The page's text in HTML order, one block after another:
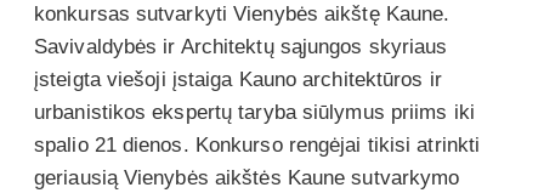
konkursas sutvarkyti Vienybės aikštę Kaune.
Savivaldybės ir Architektų sąjungos skyriaus
įsteigta viešoji įstaiga Kauno architektūros ir
urbanistikos ekspertų taryba siūlymus priims iki
spalio 21 dienos. Konkurso rengėjai tikisi atrinkti
geriausią Vienybės aikštės Kaune sutvarkymo